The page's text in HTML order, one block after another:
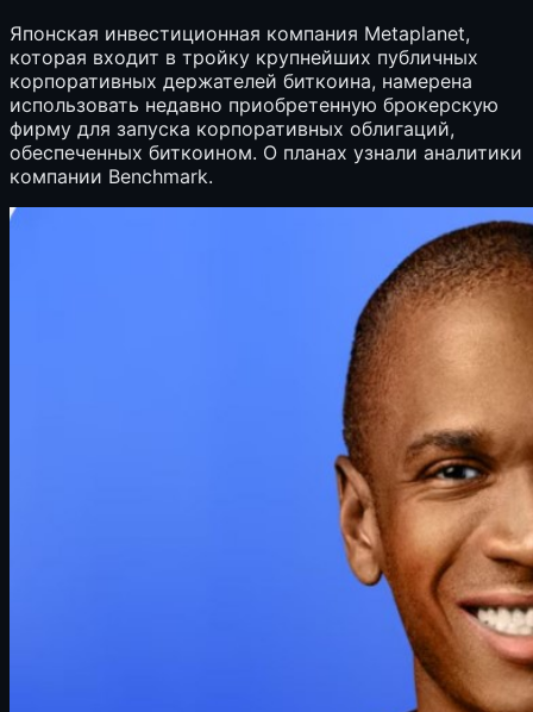
Японская инвестиционная компания Metaplanet,
которая входит в тройку крупнейших публичных
корпоративных держателей биткоина, намерена
использовать недавно приобретенную брокерскую
фирму для запуска корпоративных облигаций,
обеспеченных биткоином. О планах узнали аналитики
компании Benchmark.